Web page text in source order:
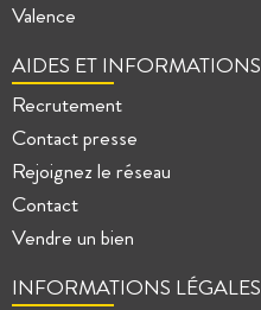
Valence
AIDES ET INFORMATIONS
Recrutement
Contact presse
Rejoignez le réseau
Contact
Vendre un bien
INFORMATIONS LÉGALES